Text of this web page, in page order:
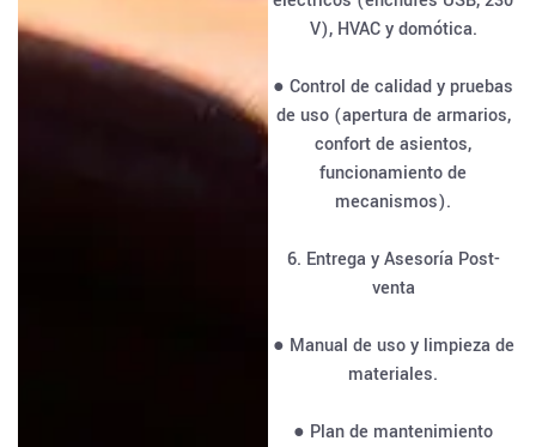
V), HVAC y domótica.
● Control de calidad y pruebas
de uso (apertura de armarios,
confort de asientos,
funcionamiento de
mecanismos).
6. Entrega y Asesoría Post-
venta
● Manual de uso y limpieza de
materiales.
● Plan de mantenimiento